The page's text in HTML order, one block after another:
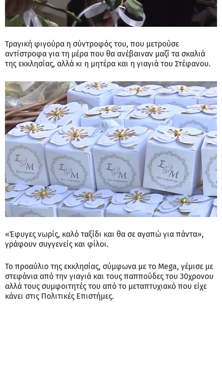
Τραγική φιγούρα η σύντροφός του, που μετρούσε
αντίστροφα για τη μέρα που θα ανέβαιναν μαζί τα σκαλιά
της εκκλησίας, αλλά κι η μητέρα και η γιαγιά του Στέφανου.
«Έφυγες νωρίς, καλό ταξίδι και θα σε αγαπώ για πάντα»,
γράφουν συγγενείς και φίλοι.
Το προαύλιο της εκκλησίας, σύμφωνα με το Mega, γέμισε με
στεφάνια από την γιαγιά και τους παππούδες του 30χρονου
αλλά τους συμφοιτητές του από το μεταπτυχιακό που είχε
κάνει στις Πολιτικές Επιστήμες.